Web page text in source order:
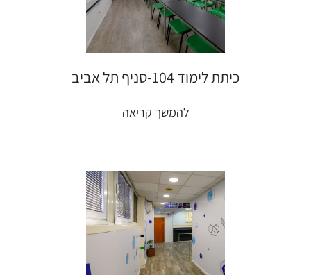
כיתת לימוד 104-סניף תל אביב
להמשך קריאה